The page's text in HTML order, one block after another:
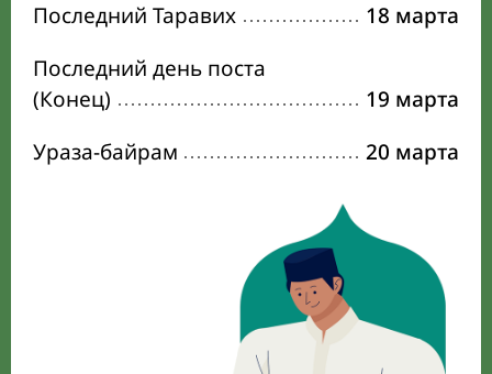
Последний Таравих
18 марта
Последний день поста
(Конец)
19 марта
Ураза-байрам
20 марта